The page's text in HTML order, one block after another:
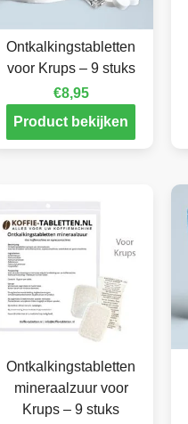
Ontkalkingstabletten
voor Krups – 9 stuks
€8,95
Product bekijken
Ontkalkingstabletten
mineraalzuur voor
Krups – 9 stuks